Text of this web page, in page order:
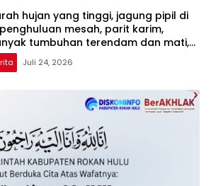
hujan yang tinggi, jagung pipil di
mesah, parit karim,
tumbuhan terendam dan mati,
TPTM gerak cepat turun
meninjau kelapangan
Juli 24, 2026